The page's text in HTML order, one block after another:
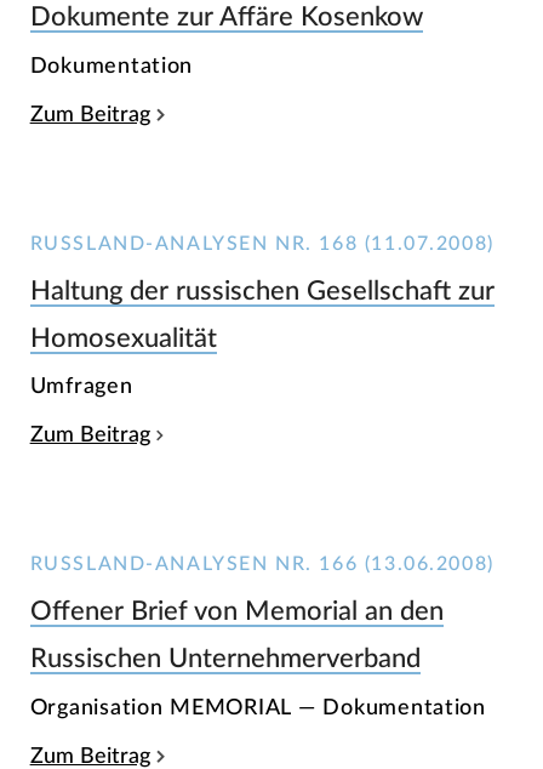
Dokumente zur Affäre Kosenkow
Dokumentation
Zum Beitrag
RUSSLAND-ANALYSEN NR. 168 (11.07.2008)
Haltung der russischen Gesellschaft zur
Homosexualität
Umfragen
Zum Beitrag
RUSSLAND-ANALYSEN NR. 166 (13.06.2008)
Offener Brief von Memorial an den
Russischen Unternehmerverband
Organisation MEMORIAL — Dokumentation
Zum Beitrag